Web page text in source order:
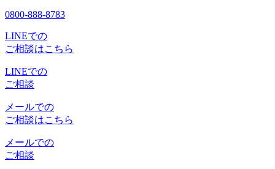
0800-888-8783
LINEでの
ご相談はこちら
LINEでの
ご相談
メールでの
ご相談はこちら
メールでの
ご相談